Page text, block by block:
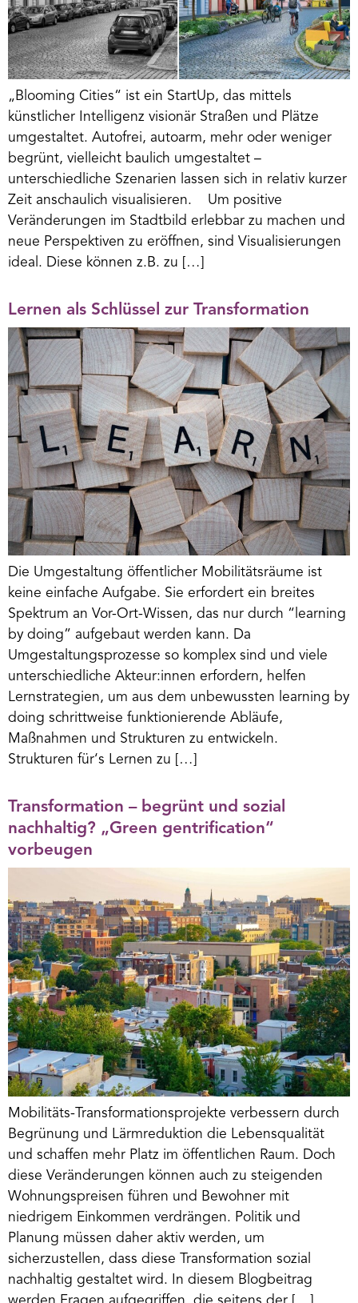
„Blooming Cities“ ist ein StartUp, das mittels
künstlicher Intelligenz visionär Straßen und Plätze
umgestaltet. Autofrei, autoarm, mehr oder weniger
begrünt, vielleicht baulich umgestaltet –
unterschiedliche Szenarien lassen sich in relativ kurzer
Zeit anschaulich visualisieren. Um positive
Veränderungen im Stadtbild erlebbar zu machen und
neue Perspektiven zu eröffnen, sind Visualisierungen
ideal. Diese können z.B. zu […]
Lernen als Schlüssel zur Transformation
Die Umgestaltung öffentlicher Mobilitätsräume ist
keine einfache Aufgabe. Sie erfordert ein breites
Spektrum an Vor-Ort-Wissen, das nur durch “learning
by doing” aufgebaut werden kann. Da
Umgestaltungsprozesse so komplex sind und viele
unterschiedliche Akteur:innen erfordern, helfen
Lernstrategien, um aus dem unbewussten learning by
doing schrittweise funktionierende Abläufe,
Maßnahmen und Strukturen zu entwickeln.
Strukturen für‘s Lernen zu […]
Transformation – begrünt und sozial
nachhaltig? „Green gentrification“
vorbeugen
Mobilitäts-Transformationsprojekte verbessern durch
Begrünung und Lärmreduktion die Lebensqualität
und schaffen mehr Platz im öffentlichen Raum. Doch
diese Veränderungen können auch zu steigenden
Wohnungspreisen führen und Bewohner mit
niedrigem Einkommen verdrängen. Politik und
Planung müssen daher aktiv werden, um
sicherzustellen, dass diese Transformation sozial
nachhaltig gestaltet wird. In diesem Blogbeitrag